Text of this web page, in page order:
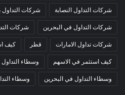
شركات التداول النصابة شركات التداول
شركات التداول في البحرين شركات
شركات تداول الامارات قطر كيف
كيف استثمر في الاسهم وسطاء التداول
وسطاء التداول في البحرين وسطاء